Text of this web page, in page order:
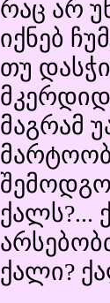
რაც არ
იქნებ
თუ
მაგრამ
ქალს?...
ქალი?